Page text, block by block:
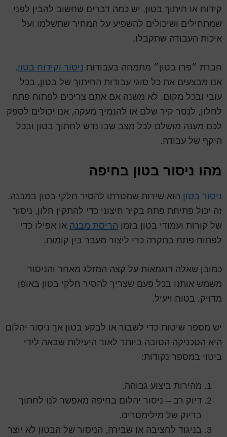
קידוח או חיתוך בטון, יש כמה דברים שחשוב להבין לפני
שמתחילים ושיכולים להשפיע על המחיר שתשלמו ועל
איכות העבודה שתקבלו.
חברת ״פרו בטון״ מתמחה בעבודות ניסור וקידוח בטון.
אנו מבצעים את כל סוגי עבודות החיתוך של בטון, בכל
עובי ובכל מקום. לא משנה אם אתם צריכים לפתוח פתח
לחלון, לנסר קיר שלם או להנמיך מעקה, אנו יכולים לספק
לכם מענה מושלם לכל מצב שבו נדש לחתוך בטון ובכל
היקף של עבודה.
מהו ניסור בטון בחיפה
ניסור בטון הוא שירות שמטרתו להסיר חלקי בטון במבנה.
זה יכול פתיחת פתח בקיר חיצוני כדי להתקין חלון, ניסור
של קורות ועמודי בטון בזמן הריסת מבנה או אפילו כדי
לפתוח פתח בתקרה כדי ליצור מעבר בין קומות.
כמובן שאלה דוגמאות על קצה המזלג מאחר והניסור
משמש אותנו בכל פעם שצריך להסיר חלקי בטון באופן
מדויק, בטוח ויעיל.
יש מספר שיטות כדי לשבור או לבקע בטון אך ניסור יהלום
היא הטכניקה הטובה ביותר לאור היעילות שבאה לידי
ביטוי במספר נקודות:
מהירות ביצוע גבוהה.
דיוק רב – ניסור יהלום בחיפה מאפשר לנו לחתוך
בדיוק של מילימטרים.
בניגוד לחציבה או שבירה, הניסור של הבטון לא יוצר